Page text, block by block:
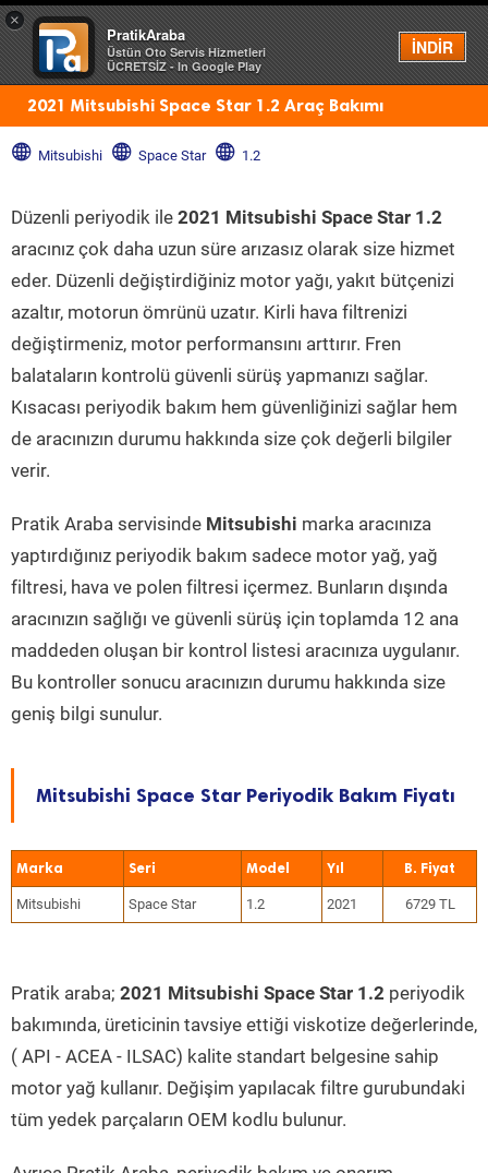
×
PratikAraba
Üstün Oto Servis Hizmetleri
ÜCRETSİZ - In Google Play
İNDİR
Menü
2021 Mitsubishi Space Star 1.2 Araç Bakımı
Mitsubishi Space Star 1.2
Düzenli periyodik ile 2021 Mitsubishi Space Star 1.2
aracınız çok daha uzun süre arızasız olarak size hizmet
eder. Düzenli değiştirdiğiniz motor yağı, yakıt bütçenizi
azaltır, motorun ömrünü uzatır. Kirli hava filtrenizi
değiştirmeniz, motor performansını arttırır. Fren
balataların kontrolü güvenli sürüş yapmanızı sağlar.
Kısacası periyodik bakım hem güvenliğinizi sağlar hem
de aracınızın durumu hakkında size çok değerli bilgiler
verir.
Pratik Araba servisinde Mitsubishi marka aracınıza
yaptırdığınız periyodik bakım sadece motor yağ, yağ
filtresi, hava ve polen filtresi içermez. Bunların dışında
aracınızın sağlığı ve güvenli sürüş için toplamda 12 ana
maddeden oluşan bir kontrol listesi aracınıza uygulanır.
Bu kontroller sonucu aracınızın durumu hakkında size
geniş bilgi sunulur.
Mitsubishi Space Star Periyodik Bakım Fiyatı
Marka Seri Model Yıl
Mitsubishi Space Star 1.2 2021 6729 TL
Pratik araba; 2021 Mitsubishi Space Star 1.2 periyodik
bakımında, üreticinin tavsiye ettiği viskotize değerlerinde,
( API - ACEA - ILSAC) kalite standart belgesine sahip
motor yağ kullanır. Değişim yapılacak filtre gurubundaki
tüm yedek parçaların OEM kodlu bulunur.